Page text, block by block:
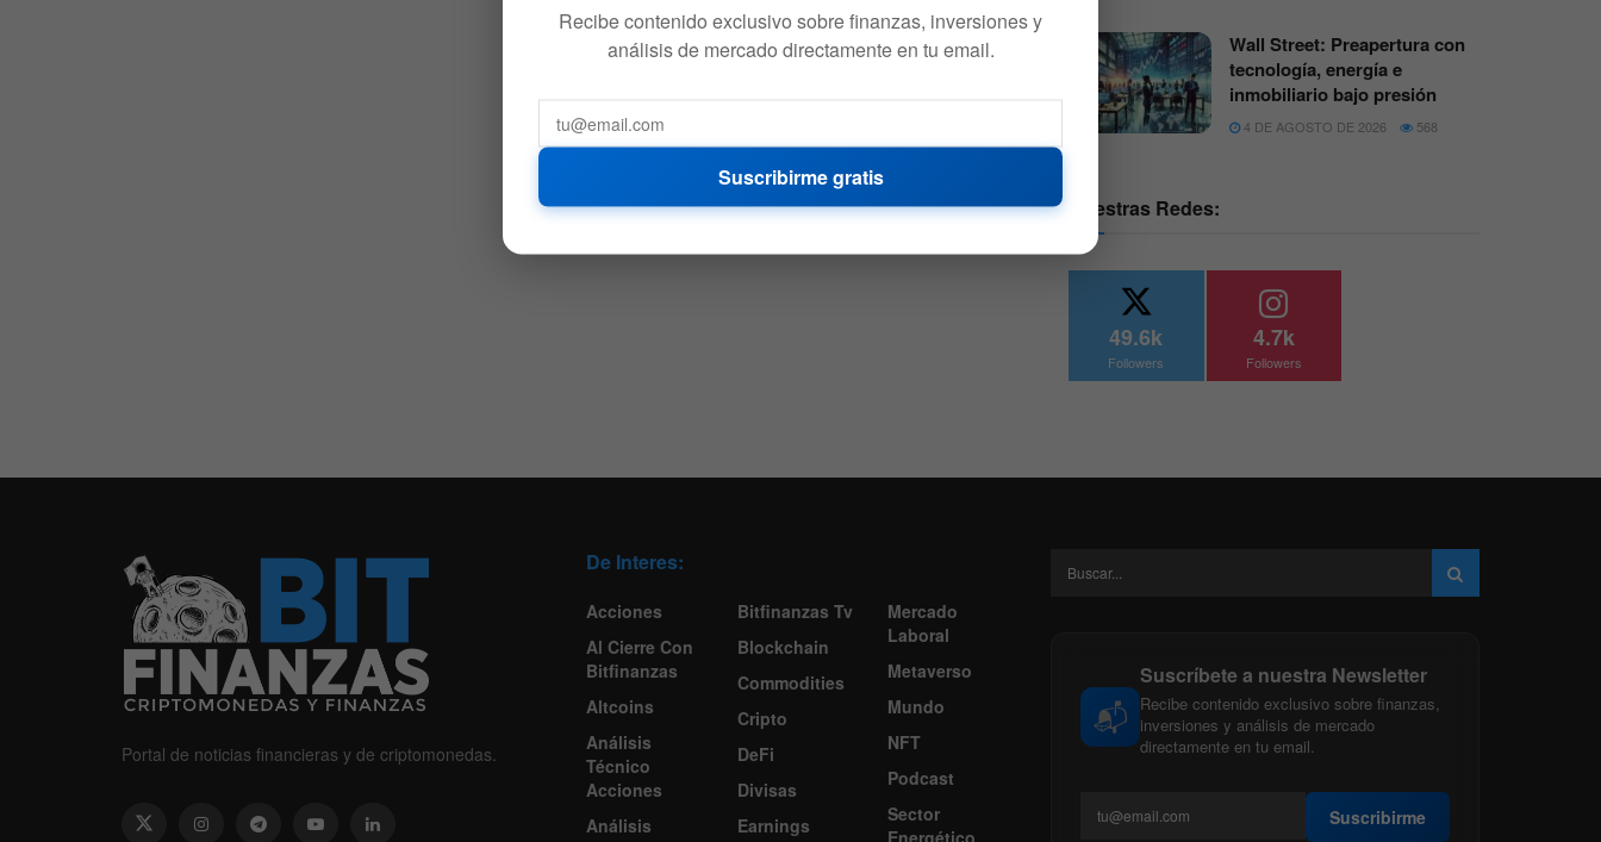
Wall Street: Preapertura con
tecnología, energía e
inmobiliario bajo presión
4 DE AGOSTO DE 2026 568
Nuestras Redes:
49.6k
Followers
4.7k
Followers
Portal de noticias financieras y de criptomonedas.
De Interes:
Acciones
Al Cierre Con
Bitfinanzas
Altcoins
Análisis
Técnico
Acciones
Análisis
Bitfinanzas Tv
Blockchain
Commodities
Cripto
DeFi
Divisas
Earnings
Mercado
Laboral
Metaverso
Mundo
NFT
Podcast
Sector
Energético
📬
Suscríbete a nuestra Newsletter
Recibe contenido exclusivo sobre finanzas,
inversiones y análisis de mercado
directamente en tu email.
Suscribirme
Recibe contenido exclusivo sobre finanzas, inversiones y
análisis de mercado directamente en tu email.
Suscribirme gratis